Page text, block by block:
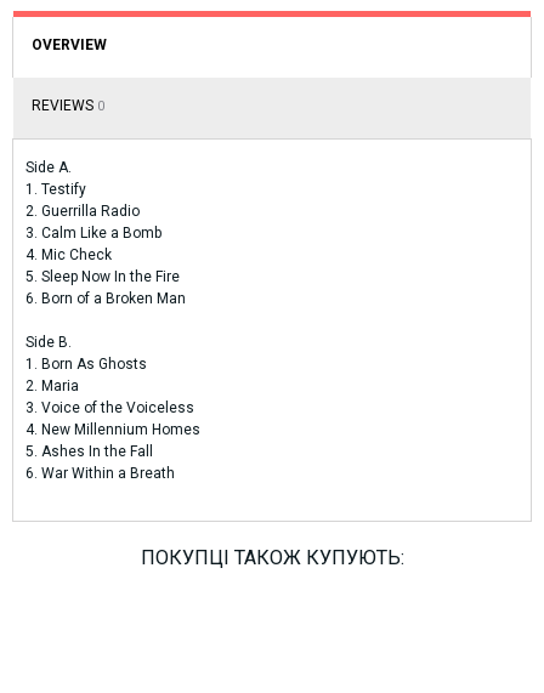
OVERVIEW
REVIEWS 0
Side A.
1. Testify
2. Guerrilla Radio
3. Calm Like a Bomb
4. Mic Check
5. Sleep Now In the Fire
6. Born of a Broken Man
Side B.
1. Born As Ghosts
2. Maria
3. Voice of the Voiceless
4. New Millennium Homes
5. Ashes In the Fall
6. War Within a Breath
ПОКУПЦІ ТАКОЖ КУПУЮТЬ: